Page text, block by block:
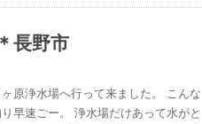
長野市
原浄水場へ行って来ました。 こんな
早速ごー。 浄水場だけあって水がと